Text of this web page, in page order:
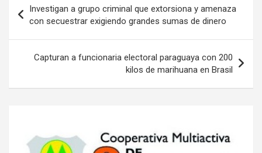
de
entradas
Investigan a grupo criminal que extorsiona y amenaza
con secuestrar exigiendo grandes sumas de dinero
Capturan a funcionaria electoral paraguaya con 200
kilos de marihuana en Brasil